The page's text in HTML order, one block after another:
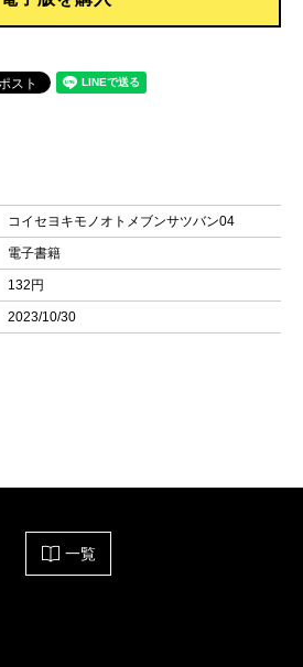
コイセヨキモノオトメブンサツバン04
電子書籍
132円
2023/10/30
一覧